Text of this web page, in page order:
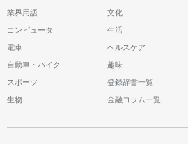
業界用語 文化
コンピュータ 生活
電車 ヘルスケア
自動車・バイク 趣味
スポーツ 登録辞書一覧
生物 金融コラム一覧